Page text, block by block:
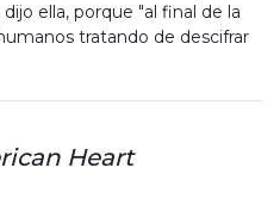
ella, porque "al final de la
tratando de descifrar
Heart